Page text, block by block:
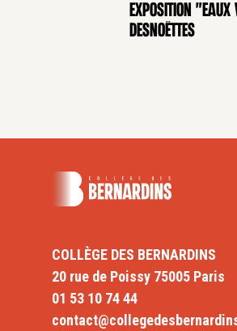
Exposition
Desnoëttes
COLLÈGE DES BERNARDINS
20 rue de Poissy 75005 Paris
01 53 10 74 44